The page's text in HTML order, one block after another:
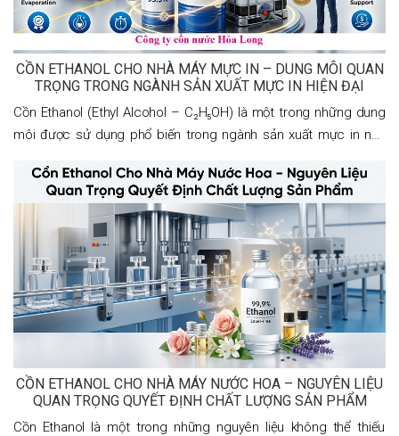
CỒN ETHANOL CHO NHÀ MÁY MỰC IN – DUNG MÔI QUAN
TRỌNG TRONG NGÀNH SẢN XUẤT MỰC IN HIỆN ĐẠI
Cồn Ethanol (Ethyl Alcohol – C₂H₅OH) là một trong những dung
môi được sử dụng phổ biến trong ngành sản xuất mực in nhờ
Ethanol có tốc độ bay hơi phù hợp, giúp
CỒN ETHANOL CHO NHÀ MÁY NƯỚC HOA – NGUYÊN LIỆU
QUAN TRỌNG QUYẾT ĐỊNH CHẤT LƯỢNG SẢN PHẨM
Cồn Ethanol là một trong những nguyên liệu không thể thiếu